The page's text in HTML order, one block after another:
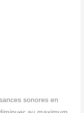
sonores en